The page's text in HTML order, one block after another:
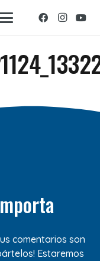
comentarios son
Estaremos